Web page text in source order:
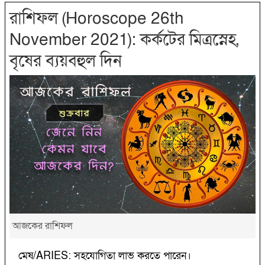
রাশিফল (Horoscope 26th
November 2021): কর্কটের মিত্রস্নেহ,
বৃষের ব্যয়বহুল দিন
আজকের রাশিফল
মেষ/ARIES: সহযোগিতা লাভ করতে পারেন।